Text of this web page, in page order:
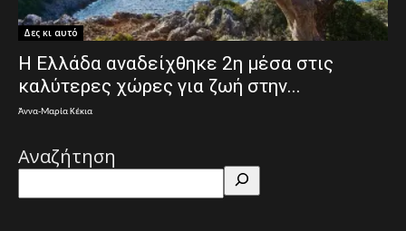
Δες κι αυτό
Η Ελλάδα αναδείχθηκε 2η μέσα στις
καλύτερες χώρες για ζωή στην...
Άννα-Μαρία Κέκια
Αναζήτηση